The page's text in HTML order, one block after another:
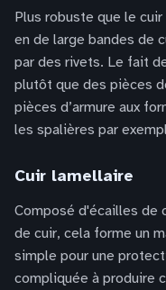
Plus robuste que le
en de large bandes de
par des rivets. Le fait
plutôt que des pièces
pièces d’armure aux
les spalières par
Cuir lamellaire
Composé d'écailles de
de cuir, cela forme un
simple pour une
compliquée à produire